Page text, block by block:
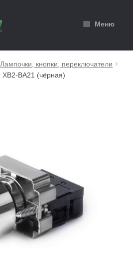
Меню
Лампочки, кнопки, переключатели
ХВ2-ВА21 (чёрная)